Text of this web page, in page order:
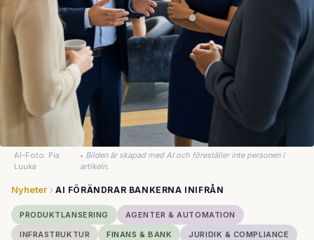
AI-Foto: Pia
Luuka
• Bilden är skapad med AI och föreställer inte personen i
artikeln.
Nyheter AI FÖRÄNDRAR BANKERNA INIFRÅN
PRODUKTLANSERING
AGENTER & AUTOMATION
INFRASTRUKTUR
FINANS & BANK
JURIDIK & COMPLIANCE